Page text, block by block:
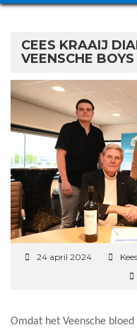
CEES KRAAIJ
VEENSCHE BOYS
24 april 2024
Omdat het Veensche